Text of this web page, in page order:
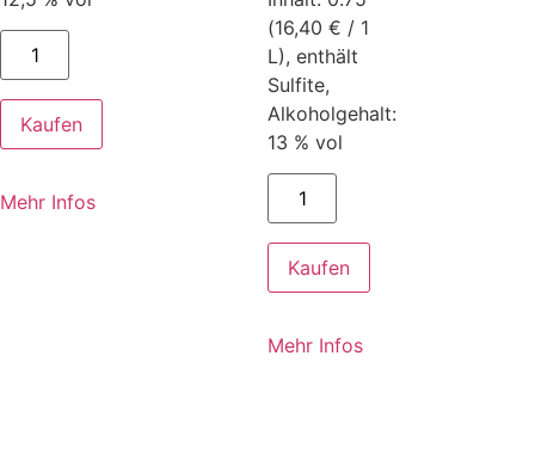
Kaufen
Mehr Infos
(16,40 € / 1
L), enthält
Sulfite,
Alkoholgehalt:
13 % vol
Kaufen
Mehr Infos